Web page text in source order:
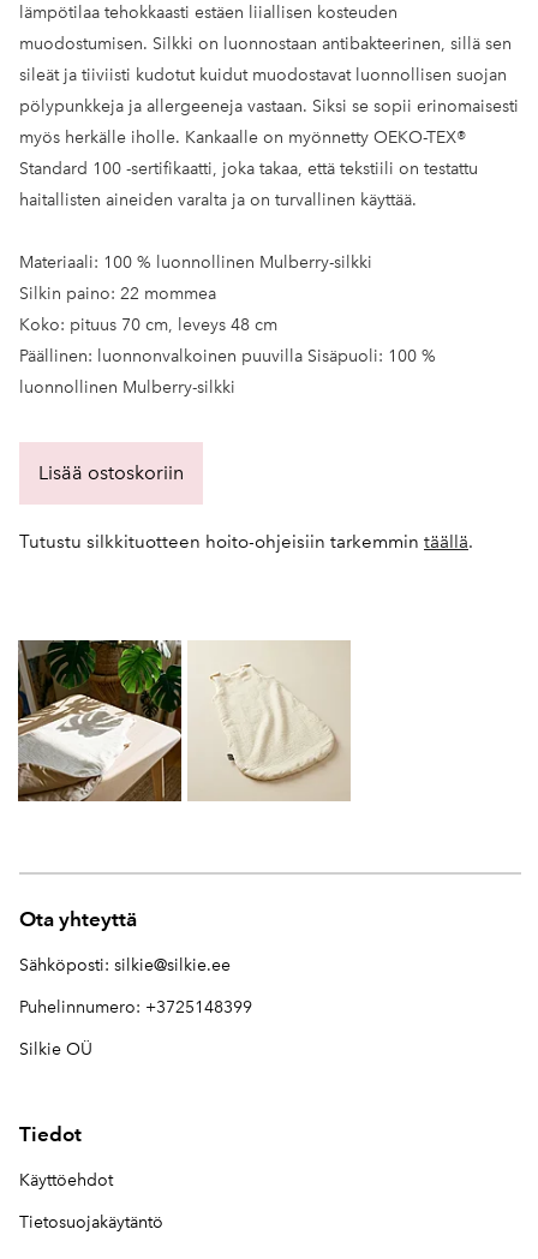
lämpötilaa tehokkaasti estäen liiallisen kosteuden
muodostumisen. Silkki on luonnostaan antibakteerinen, sillä sen
sileät ja tiiviisti kudotut kuidut muodostavat luonnollisen suojan
pölypunkkeja ja allergeeneja vastaan. Siksi se sopii erinomaisesti
myös herkälle iholle. Kankaalle on myönnetty OEKO-TEX®
Standard 100 -sertifikaatti, joka takaa, että tekstiili on testattu
haitallisten aineiden varalta ja on turvallinen käyttää.
Materiaali: 100 % luonnollinen Mulberry-silkki
Silkin paino: 22 mommea
Koko: pituus 70 cm, leveys 48 cm
Päällinen: luonnonvalkoinen puuvilla Sisäpuoli: 100 %
luonnollinen Mulberry-silkki
Lisää ostoskoriin
Tutustu silkkituotteen hoito-ohjeisiin tarkemmin täällä.
Ota yhteyttä
Sähköposti: silkie@silkie.ee
Puhelinnumero: +3725148399
Silkie OÜ
Tiedot
Käyttöehdot
Tietosuojakäytäntö